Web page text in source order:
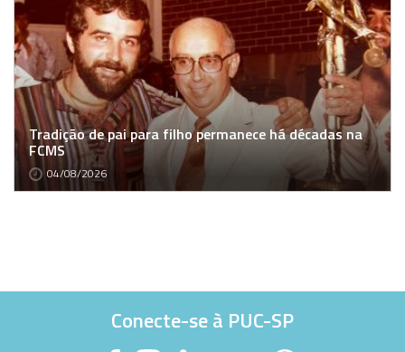
Tradição de pai para filho permanece há décadas na
FCMS
04/08/2026
Conecte-se à PUC-SP